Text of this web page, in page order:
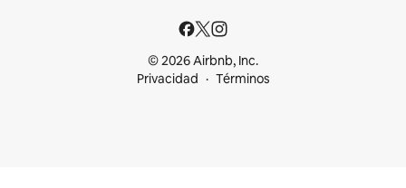
© 2026 Airbnb, Inc.
Privacidad
Términos